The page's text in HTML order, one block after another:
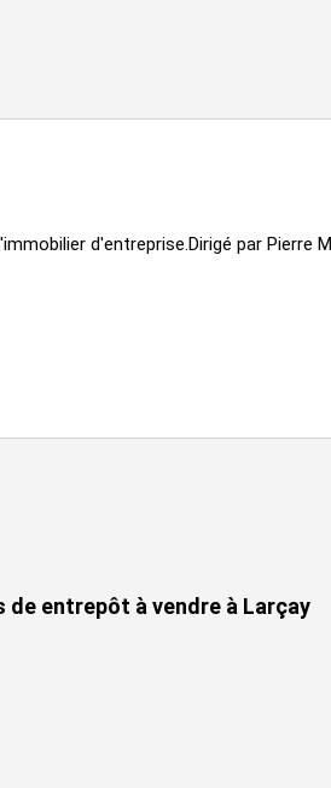
d'entreprise.Dirigé par Pierre
entrepôt à vendre à Larçay